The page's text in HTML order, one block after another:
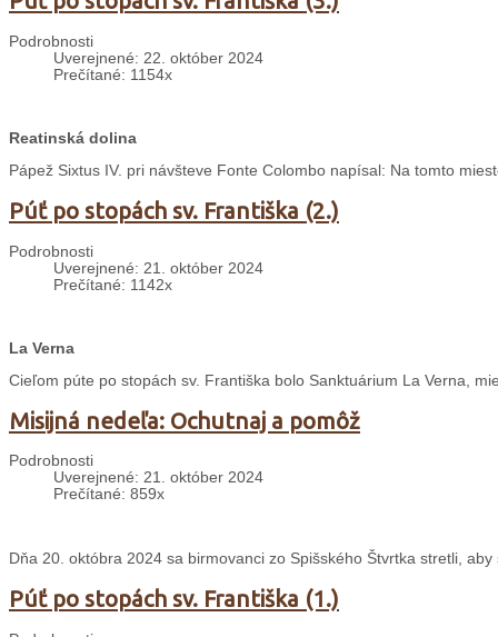
Podrobnosti
Uverejnené: 22. október 2024
Prečítané: 1154x
Reatinská dolina
Pápež Sixtus IV. pri návšteve Fonte Colombo napísal: Na tomto
Púť po stopách sv. Františka (2.)
Podrobnosti
Uverejnené: 21. október 2024
Prečítané: 1142x
La Verna
Cieľom púte po stopách sv. Františka bolo Sanktuárium La Verna,
Misijná nedeľa: Ochutnaj a pomôž
Podrobnosti
Uverejnené: 21. október 2024
Prečítané: 859x
Dňa 20. októbra 2024 sa birmovanci zo Spišského Štvrtka stretli,
Púť po stopách sv. Františka (1.)